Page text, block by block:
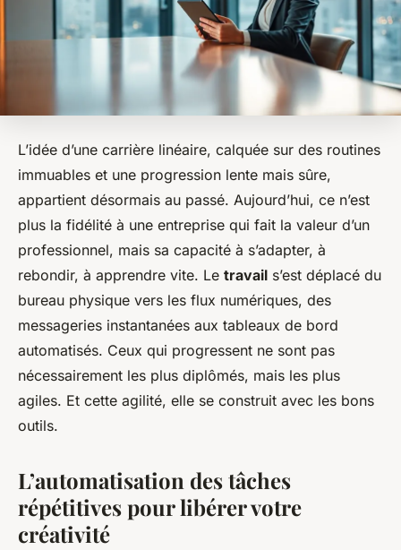
L’idée d’une carrière linéaire, calquée sur des routines
immuables et une progression lente mais sûre,
appartient désormais au passé. Aujourd’hui, ce n’est
plus la fidélité à une entreprise qui fait la valeur d’un
professionnel, mais sa capacité à s’adapter, à
rebondir, à apprendre vite. Le travail s’est déplacé du
bureau physique vers les flux numériques, des
messageries instantanées aux tableaux de bord
automatisés. Ceux qui progressent ne sont pas
nécessairement les plus diplômés, mais les plus
agiles. Et cette agilité, elle se construit avec les bons
outils.
L’automatisation des tâches
répétitives pour libérer votre
créativité